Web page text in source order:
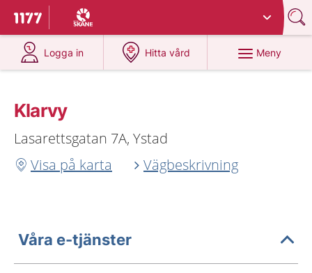
Till startsidan för 1177
Du har valt region
Logga in
på 1177.se
Hitta vård
på 1177.se
Meny
Klarvy
Lasarettsgatan 7A, Ystad
Visa på karta
Vägbeskrivning
Våra e-tjänster